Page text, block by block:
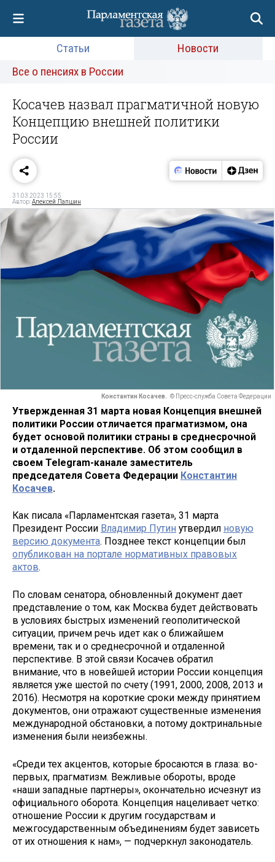
Статьи
Новости
Все о пенсиях в России
Косачев назвал прагматичной новую
Концепцию внешней политики
России
31.03.2023 15:55
Автор:Алексей Лапшин
Константин Косачев. © Пресс-служба Совета Федерации
Утвержденная 31 марта новая Концепция внешней
политики России отличается прагматизмом, она
будет основой политики страны в среднесрочной
и отдаленной перспективе. Об этом сообщил в
своем Telegram-канале заместитель
председателя Совета Федерации Константин
Косачев.
Как писала «Парламентская газета», 31 марта
Президент России Владимир Путин утвердил новую
версию документа. Позднее текст концепции был
опубликован на портале нормативных правовых
актов.
По словам сенатора, обновленный документ дает
представление о том, как Москва будет действовать
в условиях быстрых изменений геополитической
ситуации, причем речь идет как о ближайшем
времени, так и о среднесрочной и отдаленной
перспективе. В этой связи Косачев обратил
внимание, что в новейшей истории России концепция
является уже шестой по счету (1991, 2000, 2008, 2013 и
2016). Несмотря на короткие сроки между принятием
документов, они отражают существенные изменения
международной обстановки, а потому доктринальные
изменения были неизбежны.
«Среди тех акцентов, которые бросаются в глаза: во-
первых, прагматизм. Вежливые обороты, вроде
«наши западные партнеры», окончательно исчезнут из
официального оборота. Концепция нацеливает четко:
отношение России к другим государствам и
межгосударственным объединениям будет зависеть
от их отношения к нам», — подчеркнул законодатель.